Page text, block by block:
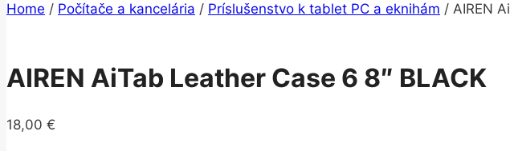
Home / Počítače a kancelária / Príslušenstvo k tablet PC a eknihám / AIREN
AIREN AiTab Leather Case 6 8″ BLACK
18,00 €